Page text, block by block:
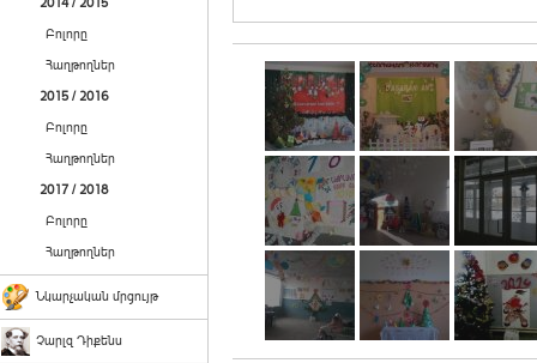
2014 / 2015
Բոլորը
Հաղթողներ
2015 / 2016
Բոլորը
Հաղթողներ
2017 / 2018
Բոլորը
Հաղթողներ
Նկարչական մրցույթ
Չարլզ Դիքենս